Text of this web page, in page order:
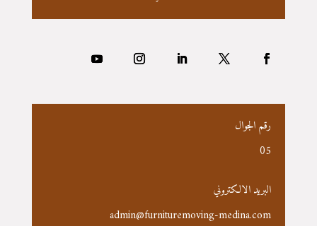
رقم الجوال
05
البريد الالكتروني
admin@furnituremoving-medina.com